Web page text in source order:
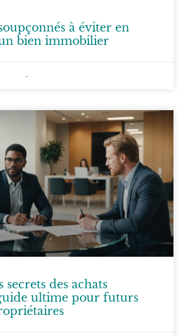
à éviter en
bien immobilier
secrets des achats
ultime pour futurs